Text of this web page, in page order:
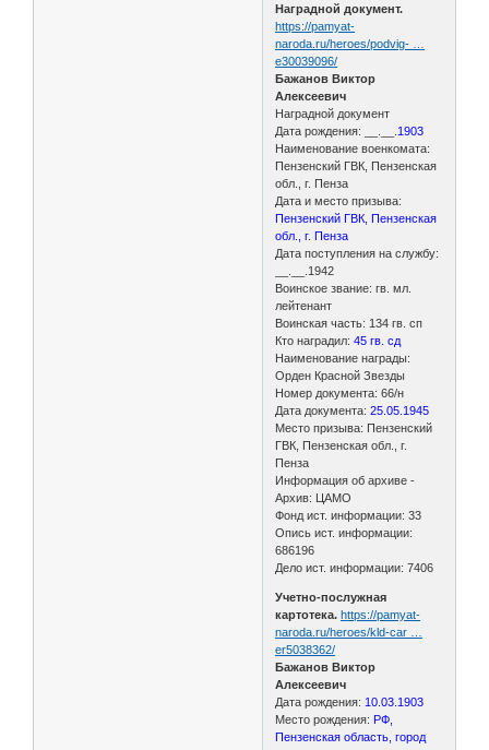
Наградной документ.
https://pamyat-
naroda.ru/heroes/podvig- …
e30039096/
Бажанов Виктор
Алексеевич
Наградной документ
Дата рождения: __.__. 1903
Наименование военкомата:
Пензенский ГВК, Пензенская
обл., г. Пенза
Дата и место призыва:
Пензенский ГВК, Пензенская
обл., г. Пенза
Дата поступления на службу:
__.__.1942
Воинское звание: гв. мл.
лейтенант
Воинская часть: 134 гв. сп
Кто наградил:45 гв. сд
Наименование награды:
Орден Красной Звезды
Номер документа: 66/н
Дата документа:25.05.1945
Место призыва: Пензенский
ГВК, Пензенская обл., г.
Пенза
Информация об архиве -
Архив: ЦАМО
Фонд ист. информации: 33
Опись ист. информации:
686196
Дело ист. информации: 7406
Учетно-послужная
картотека. https://pamyat-
naroda.ru/heroes/kld-car …
er5038362/
Бажанов Виктор
Алексеевич
Дата рождения: 10.03.1903
Место рождения: РФ,
Пензенская область, город